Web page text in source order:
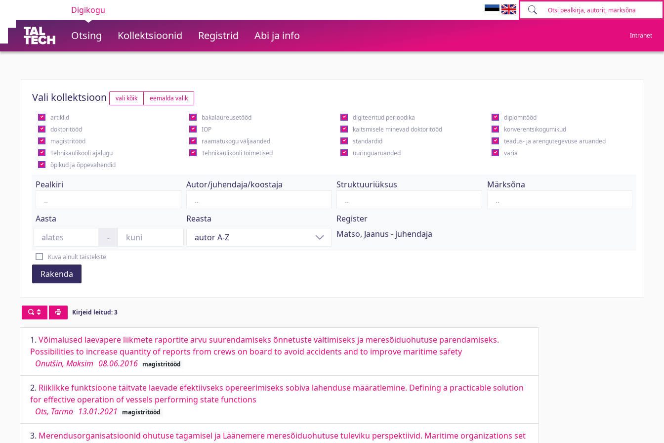
Digikogu
Otsing Kollektsioonid Registrid Abi ja info Intranet
Vali kollektsioon vali kõik eemalda valik
artiklid bakalaureusetööd digiteeritud perioodika
diplomitööd
doktoritööd
IOP kaitsmisele minevad doktoritööd
konverentsikogumikud
magistritööd
raamatukogu väljaanded standardid
teadus- ja arengutegevuse aruanded
Tehnikaülikooli ajalugu
Tehnikaülikooli toimetised uuringuaruanded
varia
õpikud ja õppevahendid
Pealkiri Autor/juhendaja/koostaja Struktuuriüksus Märksõna
Aasta
-
Reasta
Register
Matso, Jaanus - juhendaja
Kuva ainult täistekste
Rakenda
Kirjeid leitud: 3
1. Võimalused laevapere liikmete raportite arvu suurendamiseks õnnetuste vältimiseks ja meresõiduohutuse parendamiseks.
Possibilities to increase quantity of reports from crews on board to avoid accidents and to improve maritime safety
Onutšin, Maksim 08.06.2016 magistritööd
2. Riiklikke funktsioone täitvate laevade efektiivseks opereerimiseks sobiva lahenduse määratlemine. Defining a practicable solution
for effective operation of vessels performing state functions
Ots, Tarmo 13.01.2021 magistritööd
3. Merendusorganisatsioonid ohutuse tagamisel ja Läänemere meresõiduohutuse tuleviku perspektiivid. Maritime organizations set